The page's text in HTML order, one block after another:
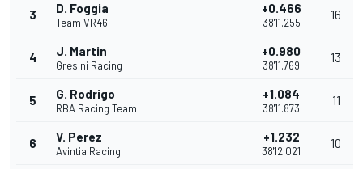
3 D. Foggia
Team VR46
+0.466
38'11.255
16
4 J. Martin
Gresini Racing
+0.980
38'11.769
13
5 G. Rodrigo
RBA Racing Team
+1.084
38'11.873
11
6 V. Perez
Avintia Racing
+1.232
38'12.021
10